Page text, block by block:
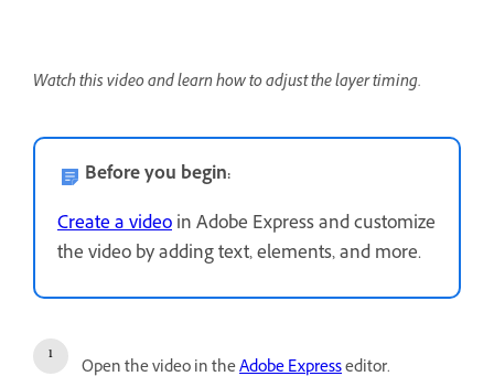
Watch this video and learn how to adjust the layer timing.
Before you begin:
Create a videoin Adobe Express and customize
the video by adding text, elements, and more.
Open the video in theAdobe Expresseditor.